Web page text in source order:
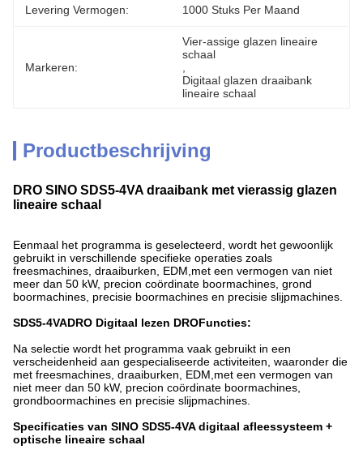
Levering Vermogen: 1000 Stuks Per Maand
Markeren:
Vier-assige glazen lineaire
schaal
Digitaal glazen draaibank
lineaire schaal
Productbeschrijving
DRO SINO SDS5-4VA draaibank met vierassig glazen
lineaire schaal
Eenmaal het programma is geselecteerd, wordt het gewoonlijk
gebruikt in verschillende specifieke operaties zoals
freesmachines, draaiburken, EDM,met een vermogen van niet
meer dan 50 kW, precion coördinate boormachines, grond
boormachines, precisie boormachines en precisie slijpmachines.
SDS5-4VADRO Digitaal lezen DROFuncties:
Na selectie wordt het programma vaak gebruikt in een
verscheidenheid aan gespecialiseerde activiteiten, waaronder die
met freesmachines, draaiburken, EDM,met een vermogen van
niet meer dan 50 kW, precion coördinate boormachines,
grondboormachines en precisie slijpmachines.
Specificaties van SINO SDS5-4VA digitaal afleessysteem +
optische lineaire schaal